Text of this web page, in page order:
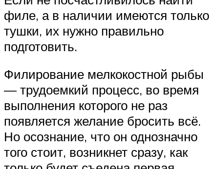
филе, а в наличии имеются только
тушки, их нужно правильно
подготовить.
Филирование мелкокостной рыбы
— трудоемкий процесс, во время
выполнения которого не раз
появляется желание бросить всё.
Но осознание, что он однозначно
того стоит, возникнет сразу, как